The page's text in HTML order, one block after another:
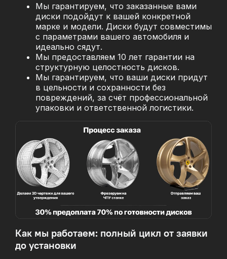
Мы гарантируем, что заказанные вами
диски подойдут к вашей конкретной
марке и модели. Диски будут совместимы
с параметрами вашего автомобиля и
идеально сядут.
Мы предоставляем 10 лет гарантии на
структурную целостность дисков.
Мы гарантируем, что ваши диски придут
в цельности и сохранности без
повреждений, за счёт профессиональной
упаковки и ответственной логистики.
Как мы работаем: полный цикл от заявки
до установки